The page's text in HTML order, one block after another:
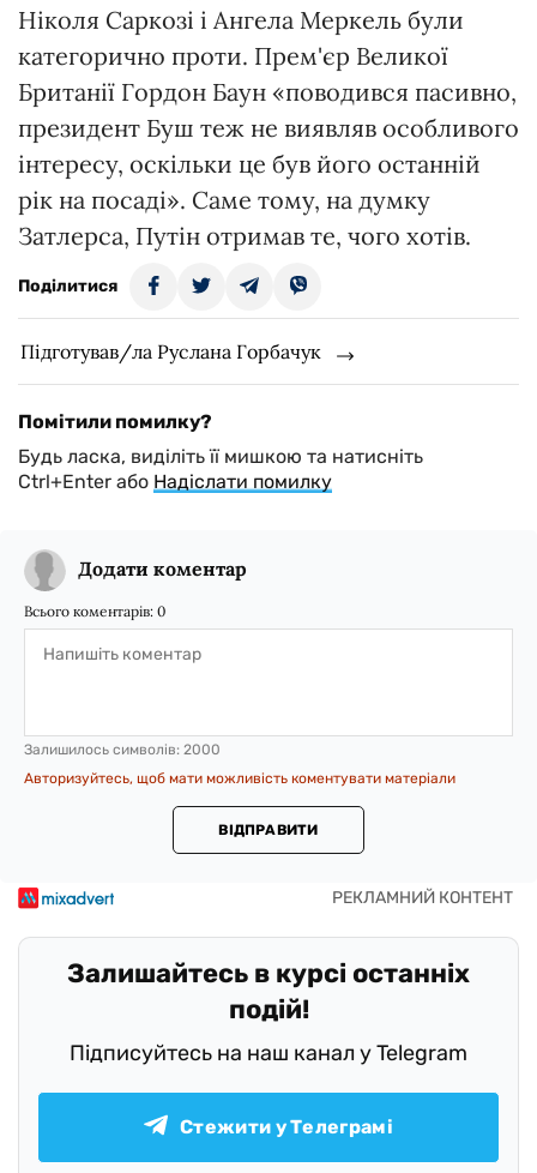
Ніколя Саркозі і Ангела Меркель були
категорично проти. Прем'єр Великої
Британії Гордон Баун «поводився пасивно,
президент Буш теж не виявляв особливого
інтересу, оскільки це був його останній
рік на посаді». Саме тому, на думку
Затлерса, Путін отримав те, чого хотів.
Поділитися
Підготував/ла Руслана Горбачук
Помітили помилку?
Будь ласка, виділіть її мишкою та натисніть
Ctrl+Enter або Надіслати помилку
Додати коментар
Всього коментарів: 0
Залишилось символів: 2000
Авторизуйтесь, щоб мати можливість коментувати матеріали
ВІДПРАВИТИ
Залишайтесь в курсі останніх
подій!
Підписуйтесь на наш канал у Telegram
Стежити у Телеграмі